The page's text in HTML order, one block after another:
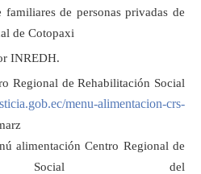
de personas privadas de
de Cotopaxi
INREDH.
Regional de Rehabilitación Social
menu-alimentacion-crs-
alimentación Centro Regional de
Social del